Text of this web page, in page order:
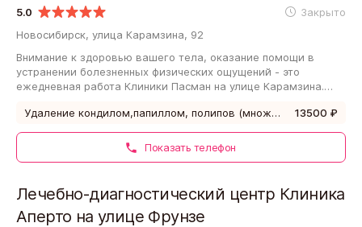
5.0 Закрыто
Новосибирск, улица Карамзина, 92
Внимание к здоровью вашего тела, оказание помощи в
устранении болезненных физических ощущений - это
ежедневная работа Клиники Пасман на улице Карамзина.
Показать телефон
Удаление кондилом,папиллом, полипов (множественных) (аппаратом "Фотек") 13500 ₽
Лечебно-диагностический центр Клиника
Аперто на улице Фрунзе